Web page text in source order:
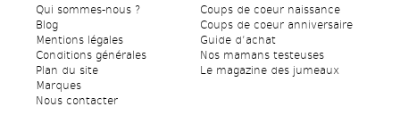
Qui sommes-nous ?
Blog
Mentions légales
Conditions générales
Plan du site
Marques
Nous contacter
Coups de coeur naissance
Coups de coeur anniversaire
Guide d’achat
Nos mamans testeuses
Le magazine des jumeaux